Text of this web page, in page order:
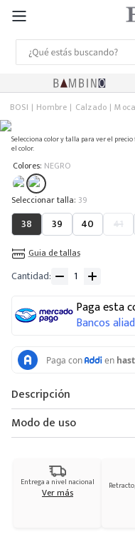
BOSI Hombre Calzado
Selecciona color y talla para ver el
el color.
Colores: NEGRO
: 39
38 39 40 41
Guia de tallas
Cantidad
Paga esta
Bancos
Descripción
Modo de uso
Entrega a nivel nacional
Ver más